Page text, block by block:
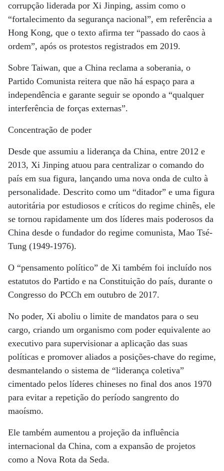
corrupção liderada por Xi Jinping, assim como o
“fortalecimento da segurança nacional”, em referência a
Hong Kong, que o texto afirma ter “passado do caos à
ordem”, após os protestos registrados em 2019.
Sobre Taiwan, que a China reclama a soberania, o
Partido Comunista reitera que não há espaço para a
independência e garante seguir se opondo a “qualquer
interferência de forças externas”.
Concentração de poder
Desde que assumiu a liderança da China, entre 2012 e
2013, Xi Jinping atuou para centralizar o comando do
país em sua figura, lançando uma nova onda de culto à
personalidade. Descrito como um “ditador” e uma figura
autoritária por estudiosos e críticos do regime chinês, ele
se tornou rapidamente um dos líderes mais poderosos da
China desde o fundador do regime comunista, Mao Tsé-
Tung (1949-1976).
O “pensamento político” de Xi também foi incluído nos
estatutos do Partido e na Constituição do país, durante o
Congresso do PCCh em outubro de 2017.
No poder, Xi aboliu o limite de mandatos para o seu
cargo, criando um organismo com poder equivalente ao
executivo para supervisionar a aplicação das suas
políticas e promover aliados a posições-chave do regime,
desmantelando o sistema de “liderança coletiva”
cimentado pelos líderes chineses no final dos anos 1970
para evitar a repetição do período sangrento do
maoísmo.
Ele também aumentou a projeção da influência
internacional da China, com a expansão de projetos
como a Nova Rota da Seda.